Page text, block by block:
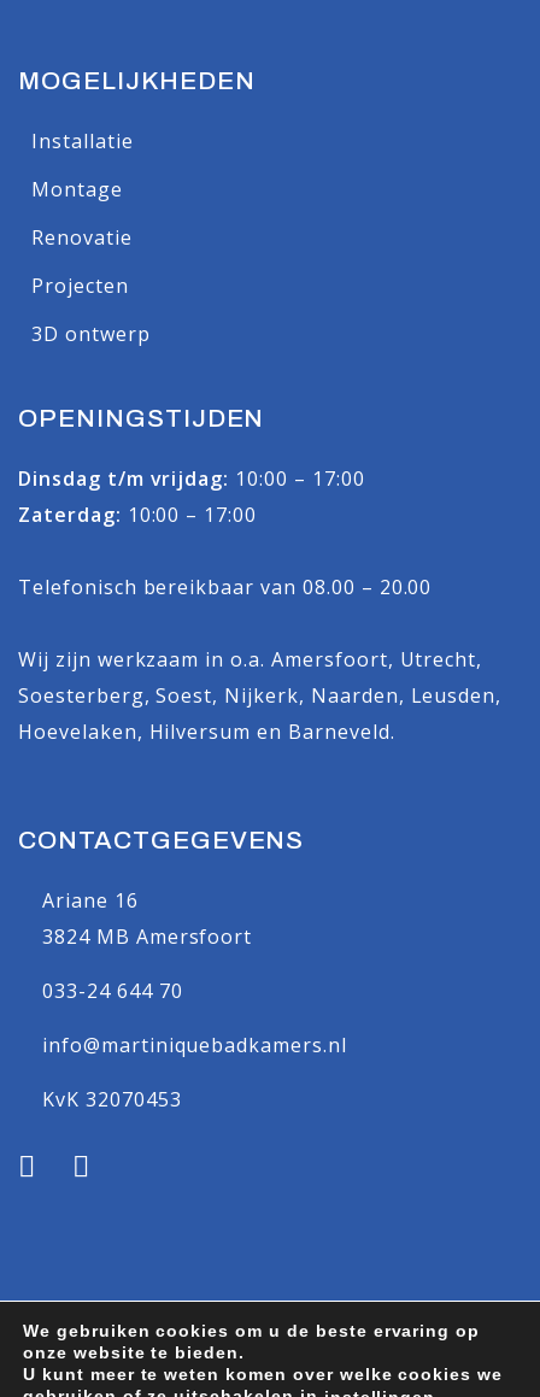
MOGELIJKHEDEN
Installatie
Montage
Renovatie
Projecten
3D ontwerp
OPENINGSTIJDEN
Dinsdag t/m vrijdag: 10:00 – 17:00
Zaterdag: 10:00 – 17:00
Telefonisch bereikbaar van 08.00 – 20.00
Wij zijn werkzaam in o.a. Amersfoort, Utrecht,
Soesterberg,Soest, Nijkerk, Naarden, Leusden,
Hoevelaken, Hilversum en Barneveld.
CONTACTGEGEVENS
Ariane 16
3824 MB Amersfoort
033-24 644 70
info@martiniquebadkamers.nl
KvK 32070453
Algemene voorwaarden
Privacy statement
We gebruiken cookies om u de beste ervaring op
onze website te bieden.
U kunt meer te weten komen over welke cookies we